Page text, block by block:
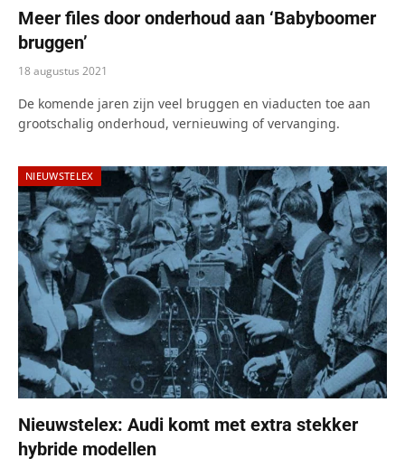
Meer files door onderhoud aan ‘Babyboomer
bruggen’
18 augustus 2021
De komende jaren zijn veel bruggen en viaducten toe aan
grootschalig onderhoud, vernieuwing of vervanging.
NIEUWSTELEX
Nieuwstelex: Audi komt met extra stekker
hybride modellen